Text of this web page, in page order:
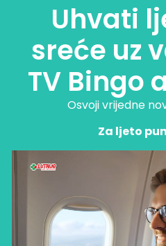
Uhvati
sreće uz
TV Bingo
Osvoji vrijedne
Za ljeto